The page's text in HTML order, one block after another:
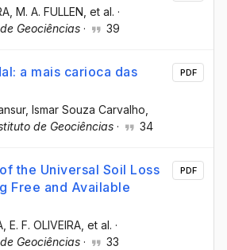
, M. A. FULLEN , et al. ·
Geociências · 39
a mais carioca das
, Ismar Souza Carvalho
de Geociências · 34
PDF
the Universal Soil Loss
Free and Available
, E. F. OLIVEIRA , et al. ·
Geociências · 33
PDF